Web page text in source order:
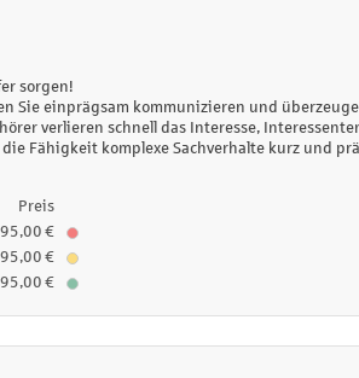
sorgen!
Sie einprägsam kommunizieren und
verlieren schnell das Interesse,
Fähigkeit komplexe Sachverhalte kurz und
Preis
€
€
€